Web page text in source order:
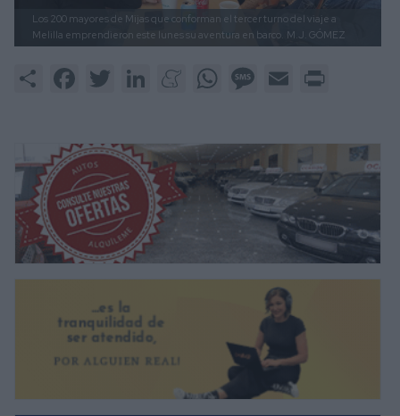
Los 200 mayores de Mijas que conforman el tercer turno del viaje a
Melilla emprendieron este lunes su aventura en barco. M.J. GÓMEZ
Share FacebookTwitter LinkedInMeneameWhatsAppMessage
Email